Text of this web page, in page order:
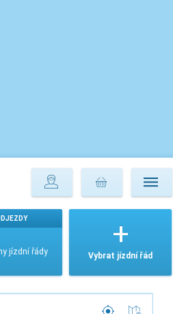
jízdní řády Vybrat jízdní řád